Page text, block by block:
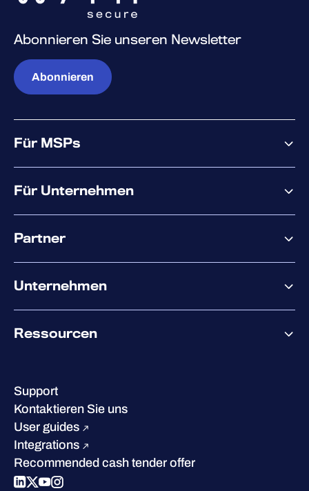
Abonnieren Sie unseren Newsletter
Abonnieren
Für MSPs
Für Unternehmen
XM
XDR
Co-Sicherheit
Partner
Services für den Partnererfolg
Co-Growth Community
Unternehmen
Erfolge & Zertifizierungen
Karriere
Nachhaltigkeit
Vergleichen Sie uns
Ressourcen
Erfolgsgeschichten
W/Labs
Blog
Podcasts
Events
Webinars
Support
Kontaktieren Sie uns
User guides
Integrations
Recommended cash tender offer